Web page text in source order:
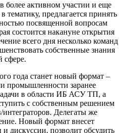
более активном участии и еще
тематику, предлагается принять
посвященной вопросам
состоится накануне открытия
всего дня несколько команд
собственные знания
сфере.
года станет новый формат –
промышленности заранее
в области ИБ АСУ ТП, а
с собственным решением
интеграторов. Делегаты же
Новый формат внесет
и дискуссии, позволит обсудить